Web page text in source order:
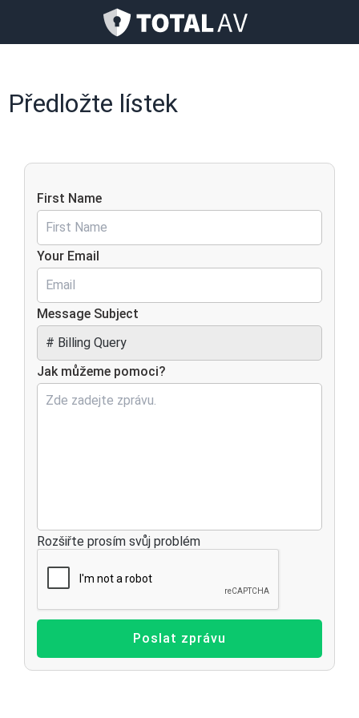
Předložte lístek
First Name
Your Email
Message Subject
Jak můžeme pomoci?
Rozšiřte prosím svůj problém